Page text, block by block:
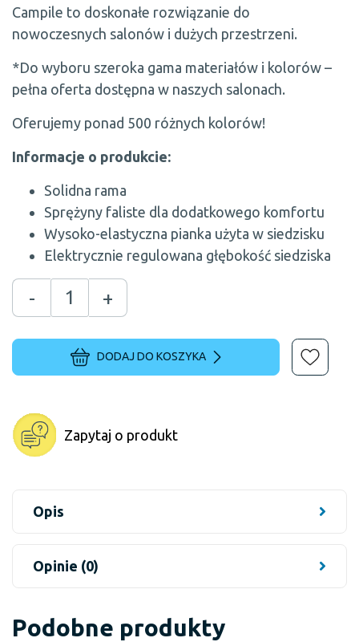
Campile to doskonałe rozwiązanie do
nowoczesnych salonów i dużych przestrzeni.
*Do wyboru szeroka gama materiałów i kolorów –
pełna oferta dostępna w naszych salonach.
Oferujemy ponad 500 różnych kolorów!
Informacje o produkcie:
Solidna rama
Sprężyny faliste dla dodatkowego komfortu
Wysoko-elastyczna pianka użyta w siedzisku
Elektrycznie regulowana głębokość siedziska
- +
DODAJ DO KOSZYKA
Zapytaj o produkt
Opis
Opinie (0)
Podobne produkty